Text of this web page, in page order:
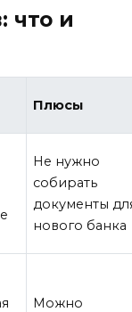
что и
Плюсы
Не нужно
собирать
документы
нового банка
Можно